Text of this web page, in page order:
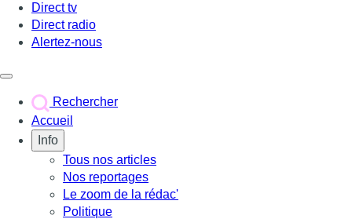
Direct tv
Direct radio
Alertez-nous
Rechercher
Accueil
Info
Tous nos articles
Nos reportages
Le zoom de la rédac'
Politique